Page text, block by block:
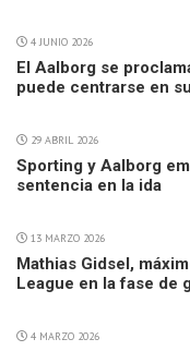
4 JUNIO 2026
El Aalborg se
puede centrarse en
29 ABRIL 2026
Sporting y Aalborg
sentencia en la ida
13 MARZO 2026
Mathias Gidsel,
League en la fase de
4 MARZO 2026